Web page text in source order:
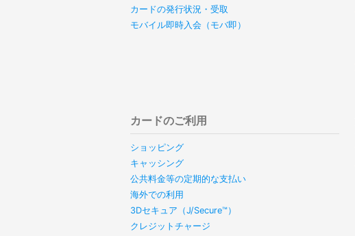
カードの発行状況・受取
モバイル即時入会（モバ即）
カードのご利用
ショッピング
キャッシング
公共料金等の定期的な支払い
海外での利用
3Dセキュア（J/Secure™）
クレジットチャージ